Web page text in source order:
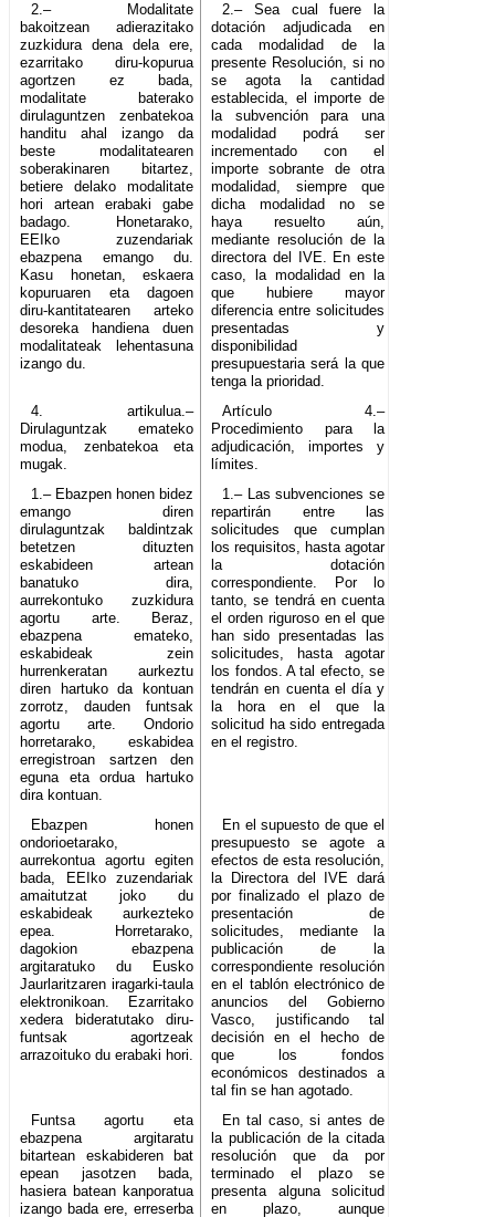
2.– Modalitate
bakoitzean adierazitako
zuzkidura dena dela ere,
ezarritako diru-kopurua
agortzen ez bada,
modalitate baterako
dirulaguntzen zenbatekoa
handitu ahal izango da
beste modalitatearen
soberakinaren bitartez,
betiere delako modalitate
hori artean erabaki gabe
badago. Honetarako,
EEIko zuzendariak
ebazpena emango du.
Kasu honetan, eskaera
kopuruaren eta dagoen
diru-kantitatearen arteko
desoreka handiena duen
modalitateak lehentasuna
izango du.
2.– Sea cual fuere la
dotación adjudicada en
cada modalidad de la
presente Resolución, si no
se agota la cantidad
establecida, el importe de
la subvención para una
modalidad podrá ser
incrementado con el
importe sobrante de otra
modalidad, siempre que
dicha modalidad no se
haya resuelto aún,
mediante resolución de la
directora del IVE. En este
caso, la modalidad en la
que hubiere mayor
diferencia entre solicitudes
presentadas y
disponibilidad
presupuestaria será la que
tenga la prioridad.
4. artikulua.–
Dirulaguntzak emateko
modua, zenbatekoa eta
mugak.
Artículo 4.–
Procedimiento para la
adjudicación, importes y
límites.
1.– Ebazpen honen bidez
emango diren
dirulaguntzak baldintzak
betetzen dituzten
eskabideen artean
banatuko dira,
aurrekontuko zuzkidura
agortu arte. Beraz,
ebazpena emateko,
eskabideak zein
hurrenkeratan aurkeztu
diren hartuko da kontuan
zorrotz, dauden funtsak
agortu arte. Ondorio
horretarako, eskabidea
erregistroan sartzen den
eguna eta ordua hartuko
dira kontuan.
1.– Las subvenciones se
repartirán entre las
solicitudes que cumplan
los requisitos, hasta agotar
la dotación
correspondiente. Por lo
tanto, se tendrá en cuenta
el orden riguroso en el que
han sido presentadas las
solicitudes, hasta agotar
los fondos. A tal efecto, se
tendrán en cuenta el día y
la hora en el que la
solicitud ha sido entregada
en el registro.
Ebazpen honen
ondorioetarako,
aurrekontua agortu egiten
bada, EEIko zuzendariak
amaitutzat joko du
eskabideak aurkezteko
epea. Horretarako,
dagokion ebazpena
argitaratuko du Eusko
Jaurlaritzaren iragarki-taula
elektronikoan. Ezarritako
xedera bideratutako diru-
funtsak agortzeak
arrazoituko du erabaki hori.
En el supuesto de que el
presupuesto se agote a
efectos de esta resolución,
la Directora del IVE dará
por finalizado el plazo de
presentación de
solicitudes, mediante la
publicación de la
correspondiente resolución
en el tablón electrónico de
anuncios del Gobierno
Vasco, justificando tal
decisión en el hecho de
que los fondos
económicos destinados a
tal fin se han agotado.
Funtsa agortu eta
ebazpena argitaratu
bitartean eskabideren bat
epean jasotzen bada,
hasiera batean kanporatua
izango bada ere, erreserba
En tal caso, si antes de
la publicación de la citada
resolución que da por
terminado el plazo se
presenta alguna solicitud
en plazo, aunque